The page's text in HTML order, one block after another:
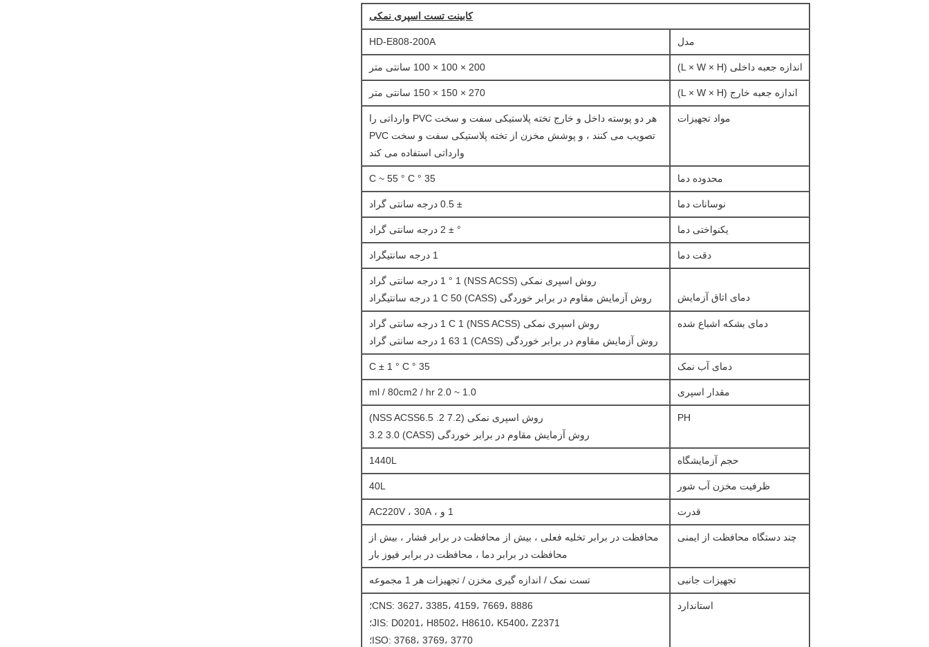
کابینت تست اسپری نمکی
مدل HD-E808-200A
اندازه جعبه داخلی (L × W × H) 200 × 100 × 100 سانتی متر
اندازه جعبه خارج (L × W × H) 270 × 150 × 150 سانتی متر
مواد تجهیزات
هر دو پوسته داخل و خارج تخته پلاستیکی سفت و سخت PVC وارداتی را
تصویب می کنند ، و پوشش مخزن از تخته پلاستیکی سفت و سخت PVC
وارداتی استفاده می کند
محدوده دما 35 ° C ~ 55 ° C
نوسانات دما ± 0.5 درجه سانتی گراد
یکنواختی دما ° ± 2 درجه سانتی گراد
دقت دما 1 درجه سانتیگراد
دمای اتاق آزمایش
روش اسپری نمکی (NSS ACSS) 1 ° 1 درجه سانتی گراد
روش آزمایش مقاوم در برابر خوردگی (CASS) 1 C 50 درجه سانتیگراد
دمای بشکه اشباع شده
روش اسپری نمکی (NSS ACSS) 1 C 1 درجه سانتی گراد
روش آزمایش مقاوم در برابر خوردگی (CASS) 1 63 1 درجه سانتی گراد
دمای آب نمک 35 ° C ± 1 ° C
مقدار اسپری 1.0 ~ 2.0 ml / 80cm2 / hr
PH
روش اسپری نمکی (NSS ACSS6.5 .2 7.2)
روش آزمایش مقاوم در برابر خوردگی (CASS) 3.2 3.0
حجم آزمایشگاه 1440L
ظرفیت مخزن آب شور 40L
قدرت 1 و ، AC220V ، 30A
چند دستگاه محافظت از ایمنی
محافظت در برابر تخلیه فعلی ، بیش از محافظت در برابر فشار ، بیش از
محافظت در برابر دما ، محافظت در برابر فیوز بار
تجهیزات جانبی تست نمک / اندازه گیری مخزن / تجهیزات هر 1 مجموعه
استاندارد
CNS: 3627، 3385، 4159، 7669، 8886؛
JIS: D0201، H8502، H8610، K5400، Z2371؛
ISO: 3768، 3769، 3770؛